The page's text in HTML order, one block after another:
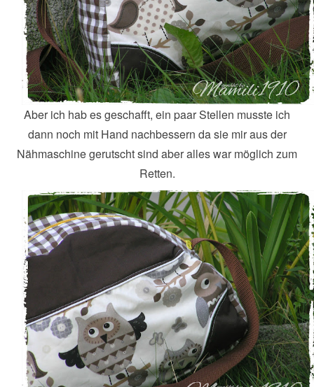
Aber ich hab es geschafft, ein paar Stellen musste ich
dann noch mit Hand nachbessern da sie mir aus der
Nähmaschine gerutscht sind aber alles war möglich zum
Retten.